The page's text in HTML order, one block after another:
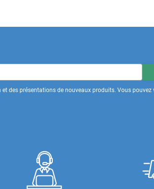
des présentations de nouveaux produits. Vous